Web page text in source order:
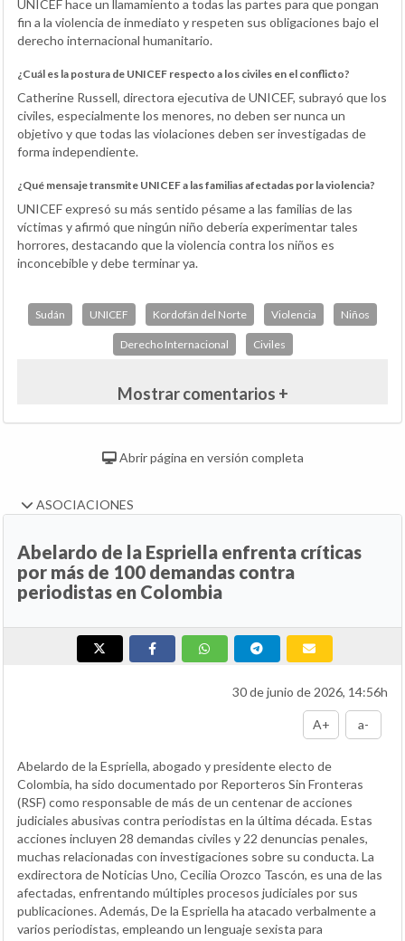
UNICEF hace un llamamiento a todas las partes para que pongan
fin a la violencia de inmediato y respeten sus obligaciones bajo el
derecho internacional humanitario.
¿Cuál es la postura de UNICEF respecto a los civiles en el conflicto?
Catherine Russell, directora ejecutiva de UNICEF, subrayó que los
civiles, especialmente los menores, no deben ser nunca un
objetivo y que todas las violaciones deben ser investigadas de
forma independiente.
¿Qué mensaje transmite UNICEF a las familias afectadas por la violencia?
UNICEF expresó su más sentido pésame a las familias de las
víctimas y afirmó que ningún niño debería experimentar tales
horrores, destacando que la violencia contra los niños es
inconcebible y debe terminar ya.
Sudán UNICEF Kordofán del Norte Violencia Niños
Derecho Internacional Civiles
Mostrar comentarios +
Abrir página en versión completa
ASOCIACIONES
Abelardo de la Espriella enfrenta críticas
por más de 100 demandas contra
periodistas en Colombia
30 de junio de 2026, 14:56h
A+ a-
Abelardo de la Espriella, abogado y presidente electo de
Colombia, ha sido documentado por Reporteros Sin Fronteras
(RSF) como responsable de más de un centenar de acciones
judiciales abusivas contra periodistas en la última década. Estas
acciones incluyen 28 demandas civiles y 22 denuncias penales,
muchas relacionadas con investigaciones sobre su conducta. La
exdirectora de Noticias Uno, Cecilia Orozco Tascón, es una de las
afectadas, enfrentando múltiples procesos judiciales por sus
publicaciones. Además, De la Espriella ha atacado verbalmente a
varios periodistas, empleando un lenguaje sexista para